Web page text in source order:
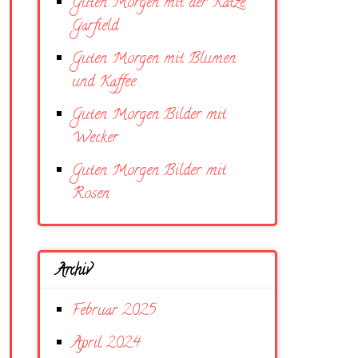
Garfield
Guten Morgen mit Blumen
und Kaffee
Guten Morgen Bilder mit
Wecker
Guten Morgen Bilder mit
Rosen
Archiv
Februar 2025
April 2024